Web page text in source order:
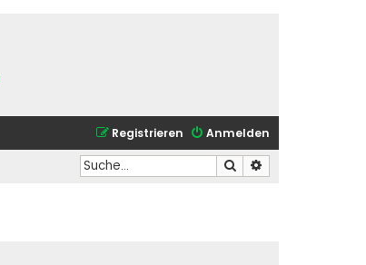
Anmelden
Registrieren
Suche